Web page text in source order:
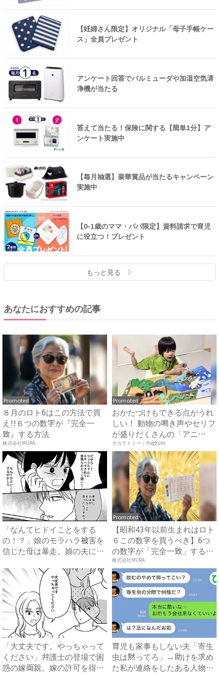
【妊婦さん限定】オリジナル「母子手帳ケー
ス」全員プレゼント
アンケート回答でバルミューダや加湿空気清
浄機が当たる
答えて当たる！保険に関する【簡単1分】ア
ンケート実施中
【毎月抽選】豪華賞品が当たるキャンペーン
実施中
【0-1歳のママ・パパ限定】資料請求で育児
に役立つ！プレゼント
もっと見る
あなたにおすすめの記事
Promoted
８月のロト6はこの方法で買
え!!６つの数字が『完全一
致』する方法
株式会社MURA
Promoted
おかたづけもできる点がうれ
しい！ 動物の鳴き声やセリフ
が盛りだくさんの「アニ
ア ...
タカラトミー｜Hugkum
「なんてヒドイことをする
の！？」娘のモラハラ被害を
信じた母は暴走。娘の夫に電
Promoted
【昭和43年以前生まれはロト
６この数字を買うべき】6つ
の数字が「完全一致」する
方...
株式会社MURA
「大丈夫です。やっちゃって
ください」弁護士の登場で困
惑の嫁両親。嫁の許可を得た
育児も家事もしない夫「寄生
虫は黙ってろ」→助けを求め
た私が連絡をしたある人物と